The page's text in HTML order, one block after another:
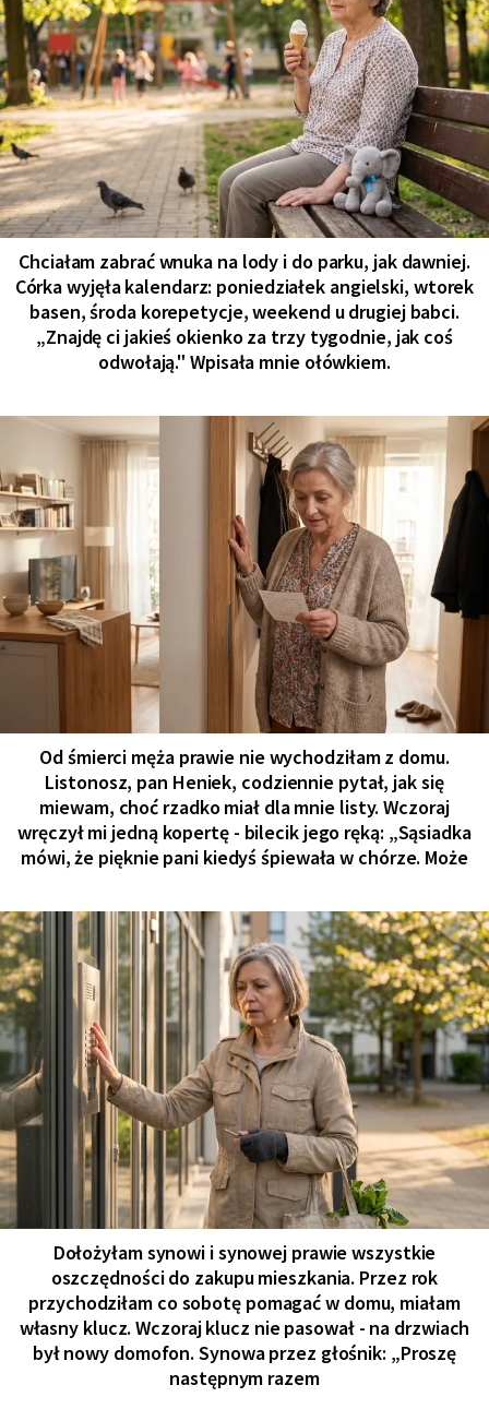
Chciałam zabrać wnuka na lody i do parku, jak dawniej.
Córka wyjęła kalendarz: poniedziałek angielski, wtorek
basen, środa korepetycje, weekend u drugiej babci.
„Znajdę ci jakieś okienko za trzy tygodnie, jak coś
odwołają." Wpisała mnie ołówkiem.
Od śmierci męża prawie nie wychodziłam z domu.
Listonosz, pan Heniek, codziennie pytał, jak się
miewam, choć rzadko miał dla mnie listy. Wczoraj
wręczył mi jedną kopertę - bilecik jego ręką: „Sąsiadka
mówi, że pięknie pani kiedyś śpiewała w chórze. Może
Dołożyłam synowi i synowej prawie wszystkie
oszczędności do zakupu mieszkania. Przez rok
przychodziłam co sobotę pomagać w domu, miałam
własny klucz. Wczoraj klucz nie pasował - na drzwiach
był nowy domofon. Synowa przez głośnik: „Proszę
następnym razem